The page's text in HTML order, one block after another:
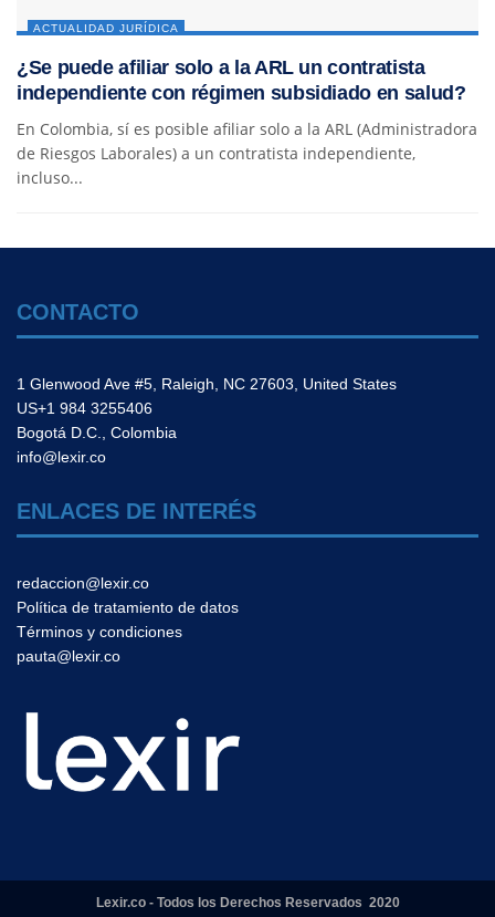
ACTUALIDAD JURÍDICA
¿Se puede afiliar solo a la ARL un contratista
independiente con régimen subsidiado en salud?
En Colombia, sí es posible afiliar solo a la ARL (Administradora
de Riesgos Laborales) a un contratista independiente,
incluso...
CONTACTO
1 Glenwood Ave #5, Raleigh, NC 27603, United States
US+1 984 3255406
Bogotá D.C., Colombia
info@lexir.co
ENLACES DE INTERÉS
redaccion@lexir.co
Política de tratamiento de datos
Términos y condiciones
pauta@lexir.co
Lexir.co - Todos los Derechos Reservados 2020